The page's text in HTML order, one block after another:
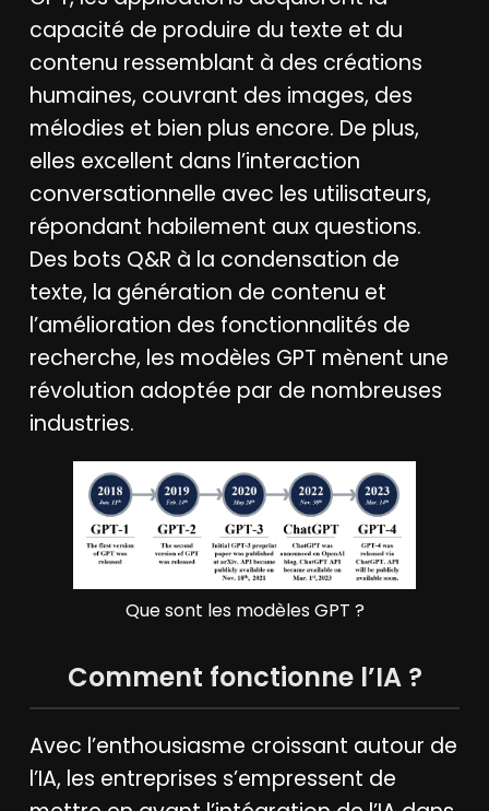
capacité de produire du texte et du
contenu ressemblant à des créations
humaines, couvrant des images, des
mélodies et bien plus encore. De plus,
elles excellent dans l’interaction
conversationnelle avec les utilisateurs,
répondant habilement aux questions.
Des bots Q&R à la condensation de
texte, la génération de contenu et
l’amélioration des fonctionnalités de
recherche, les modèles GPT mènent une
révolution adoptée par de nombreuses
industries.
Que sont les modèles GPT ?
Comment fonctionne l’IA ?
Avec l’enthousiasme croissant autour de
l’IA, les entreprises s’empressent de